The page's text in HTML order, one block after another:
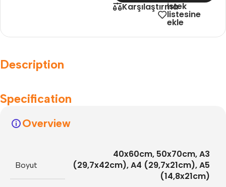
Karşılaştırma
İstek
listesine
ekle
Description
Specification
Overview
Boyut
40x60cm, 50x70cm,A3
(29,7x42cm),A4 (29,7x21cm),A5
(14,8x21cm)